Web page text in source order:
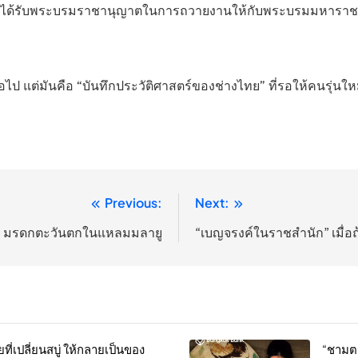
ด้รับพระบรมราชานุญาตในการถวายงานให้กับพระบรมมหารา
ป แต่มันคือ “บันทึกประวัติศาสตร์ของช่างไทย” ที่รอให้คนรุ่น
Previous:
มรดกตะวันตกในแหลมมลายู
Next:
“เบญจรงค์ในราชสำนัก” เมื่อ
เปลี่ยนสบู่ ให้กลายเป็นของ “ชาม